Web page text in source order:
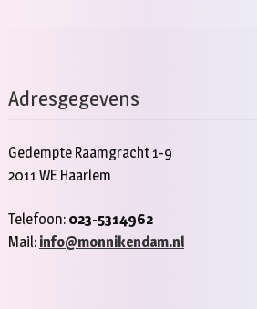
Adresgegevens
Gedempte Raamgracht 1-9
2011 WE Haarlem
Telefoon: 023-5314962
Mail: info@monnikendam.nl